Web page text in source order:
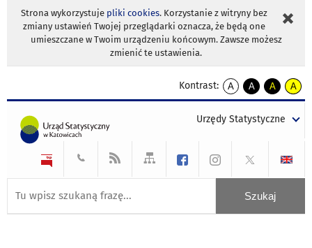
Strona wykorzystuje pliki cookies. Korzystanie z witryny bez
zmiany ustawień Twojej przeglądarki oznacza, że będą one
umieszczane w Twoim urządzeniu końcowym. Zawsze możesz
zmienić te ustawienia.
Kontrast:
A
kontrast
A
kontrast
tekst
czarnym
A
kontrast
tekst
czarnym
A
tekst
żółtym
Urzędy Statystyczne